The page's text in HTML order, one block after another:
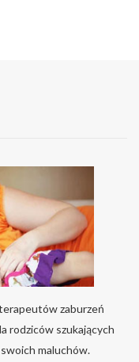
zaburzeń
rodziców szukających
maluchów.